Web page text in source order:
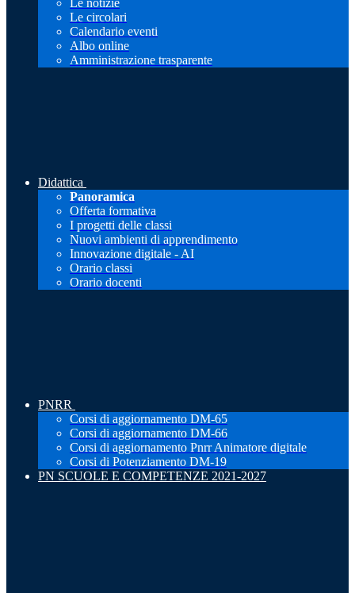
Le notizie
Le circolari
Calendario eventi
Albo online
Amministrazione trasparente
Didattica
Panoramica
Offerta formativa
I progetti delle classi
Nuovi ambienti di apprendimento
Innovazione digitale - AI
Orario classi
Orario docenti
PNRR
Corsi di aggiornamento DM-65
Corsi di aggiornamento DM-66
Corsi di aggiornamento Pnrr Animatore digitale
Corsi di Potenziamento DM-19
PN SCUOLE E COMPETENZE 2021-2027